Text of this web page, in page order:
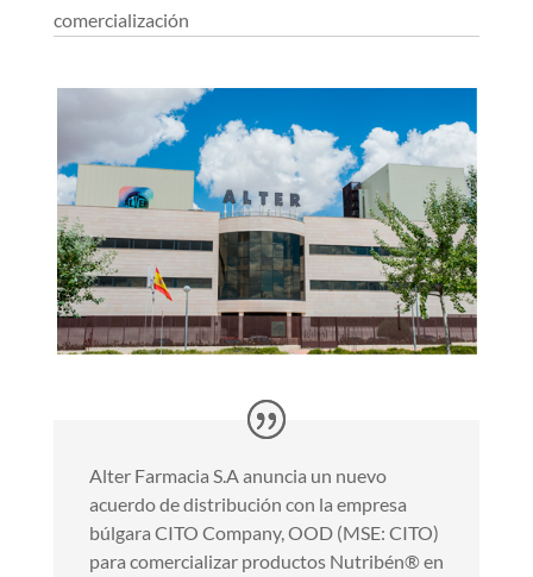
comercialización
Alter Farmacia S.A anuncia un nuevo
acuerdo de distribución con la empresa
búlgara CITO Company, OOD (MSE: CITO)
para comercializar productos Nutribén® en